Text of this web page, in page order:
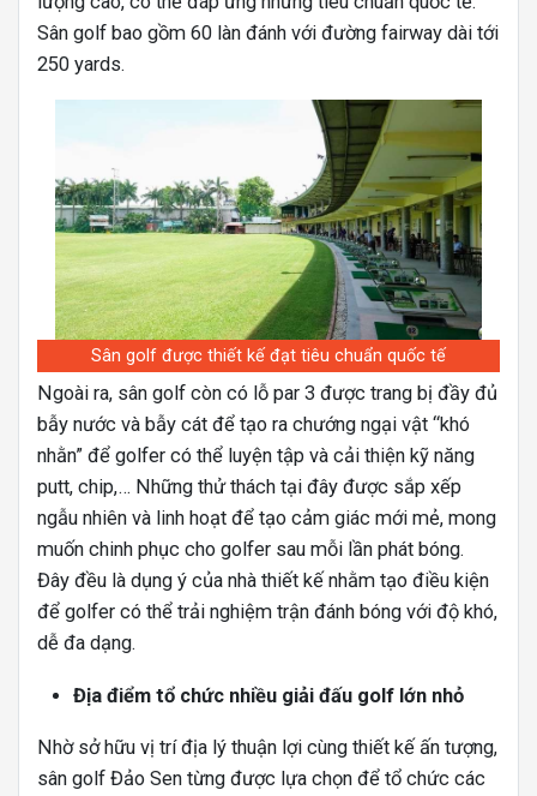
Sân golf bao gồm 60 làn đánh với đường fairway dài tới
250 yards.
Sân golf được thiết kế đạt tiêu chuẩn quốc tế
Ngoài ra, sân golf còn có lỗ par 3 được trang bị đầy đủ
bẫy nước và bẫy cát để tạo ra chướng ngại vật “khó
nhằn” để golfer có thể luyện tập và cải thiện kỹ năng
putt, chip,… Những thử thách tại đây được sắp xếp
ngẫu nhiên và linh hoạt để tạo cảm giác mới mẻ, mong
muốn chinh phục cho golfer sau mỗi lần phát bóng.
Đây đều là dụng ý của nhà thiết kế nhằm tạo điều kiện
để golfer có thể trải nghiệm trận đánh bóng với độ khó,
dễ đa dạng.
Địa điểm tổ chức nhiều giải đấu golf lớn nhỏ
Nhờ sở hữu vị trí địa lý thuận lợi cùng thiết kế ấn tượng,
sân golf Đảo Sen từng được lựa chọn để tổ chức các